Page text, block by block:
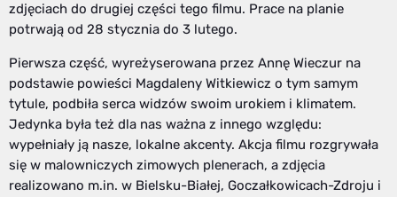
zdjęciach do drugiej części tego filmu. Prace na planie
potrwają od 28 stycznia do 3 lutego.
Pierwsza część, wyreżyserowana przez Annę Wieczur na
podstawie powieści Magdaleny Witkiewicz o tym samym
tytule, podbiła serca widzów swoim urokiem i klimatem.
Jedynka była też dla nas ważna z innego względu:
wypełniały ją nasze, lokalne akcenty. Akcja filmu rozgrywała
się w malowniczych zimowych plenerach, a zdjęcia
realizowano m.in. w Bielsku-Białej, Goczałkowicach-Zdroju i